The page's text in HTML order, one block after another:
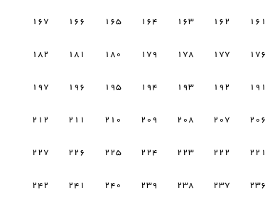
161
162
163
164
165
166
167
176
177
178
179
180
181
182
191
192
193
194
195
196
197
206
207
208
209
210
211
212
221
222
223
224
225
226
227
236
237
238
239
240
241
242